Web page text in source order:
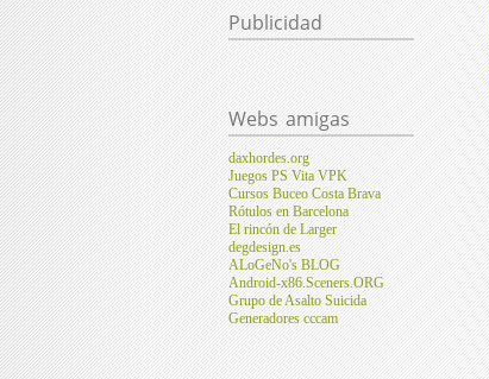
Publicidad
Webs amigas
daxhordes.org
Juegos PS Vita VPK
Cursos Buceo Costa Brava
Rótulos en Barcelona
El rincón de Larger
degdesign.es
ALoGeNo's BLOG
Android-x86.Sceners.ORG
Grupo de Asalto Suicida
Generadores cccam